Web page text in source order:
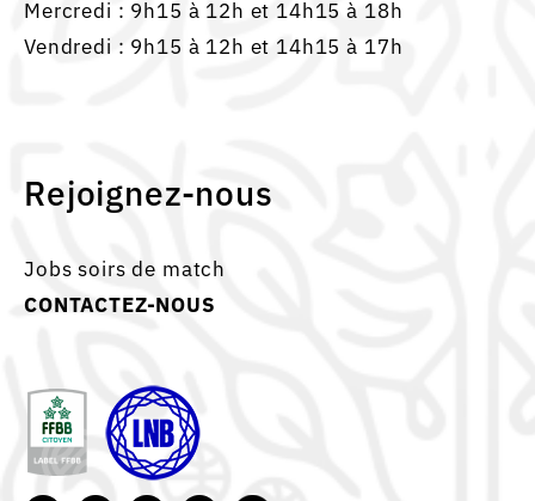
Mercredi : 9h15 à 12h et 14h15 à 18h
Vendredi : 9h15 à 12h et 14h15 à 17h
Rejoignez-nous
Jobs soirs de match
CONTACTEZ-NOUS